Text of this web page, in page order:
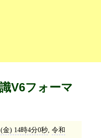
V6フォーマ
金) 14時4分0秒, 令和